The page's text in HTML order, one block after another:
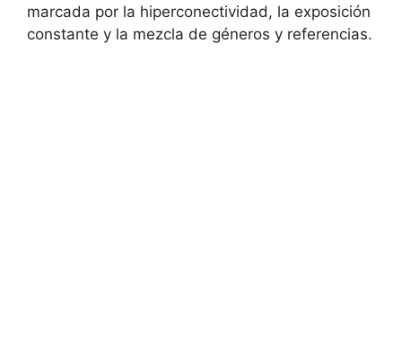
marcada por la hiperconectividad, la exposición
constante y la mezcla de géneros y referencias.